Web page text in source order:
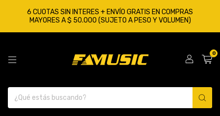
6 CUOTAS SIN INTERES + ENVÍO GRATIS EN COMPRAS
MAYORES A $ 50.000 (SUJETO A PESO Y VOLUMEN)
0